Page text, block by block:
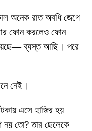
অনেক রাত অবধি জেগে
ফোন করলেও ফোন
ব্যস্ত আছি। পরে
নেই।
এসে হাজির হয়
তো? তার ছেলেকে